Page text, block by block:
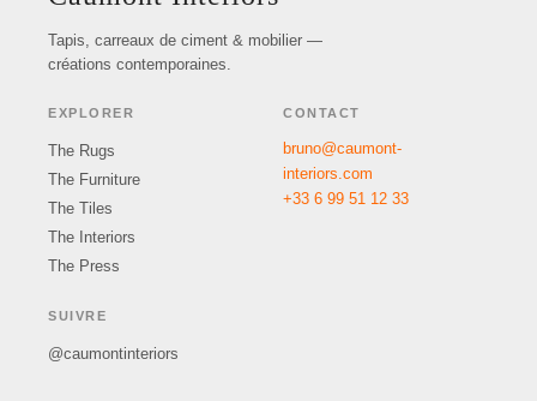
Tapis, carreaux de ciment & mobilier —
créations contemporaines.
EXPLORER
The Rugs
The Furniture
The Tiles
The Interiors
The Press
CONTACT
bruno@caumont-
interiors.com
+33 6 99 51 12 33
SUIVRE
@caumontinteriors